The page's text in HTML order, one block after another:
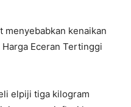
menyebabkan kenaikan
Eceran Tertinggi
elpiji tiga kilogram